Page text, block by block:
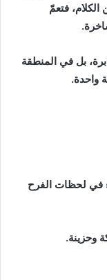
فتعمّ
بل في المنطقة
واحدة.
في لحظات الفرح
وحزينة.